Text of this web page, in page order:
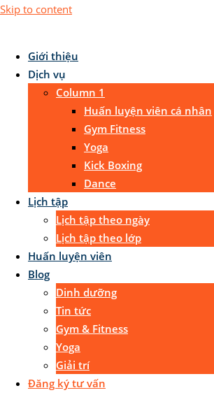
Skip to content
Giới thiệu
Dịch vụ
Column 1
Huấn luyện viên cá nhân
Gym Fitness
Yoga
Kick Boxing
Dance
Lịch tập
Lịch tập theo ngày
Lịch tập theo lớp
Huấn luyện viên
Blog
Dinh dưỡng
Tin tức
Gym & Fitness
Yoga
Giải trí
Đăng ký tư vấn